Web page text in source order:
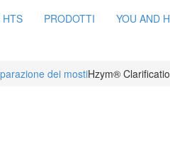
HTS PRODOTTI YOU AND
dei mostiHzym®